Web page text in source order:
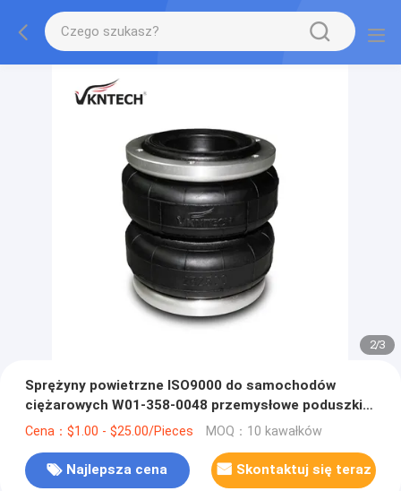
2/3
Sprężyny powietrzne ISO9000 do samochodów
ciężarowych W01-358-0048 przemysłowe poduszki
powietrzne Firestone
Cena：$1.00 - $25.00/Pieces MOQ：10 kawałków
Najlepsza cena Skontaktuj się teraz